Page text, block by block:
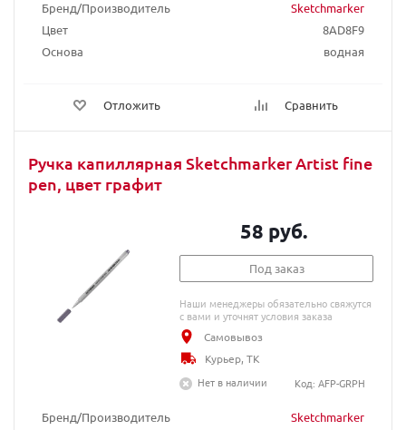
Бренд/Производитель
Sketchmarker
Цвет
8AD8F9
Основа
водная
Отложить Сравнить
Ручка капиллярная Sketchmarker Artist fine
pen, цвет графит
Бренд/Производитель
Sketchmarker
58 руб.
Под заказ
Наши менеджеры обязательно свяжутся
с вами и уточнят условия заказа
Самовывоз
Курьер, ТК
Нет в наличии
Код: AFP-GRPH